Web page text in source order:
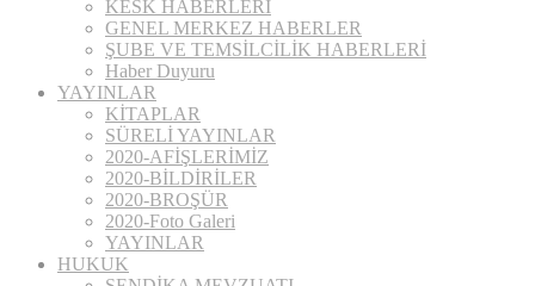
KESK HABERLERİ
GENEL MERKEZ HABERLER
ŞUBE VE TEMSİLCİLİK HABERLERİ
Haber Duyuru
YAYINLAR
KİTAPLAR
SÜRELİ YAYINLAR
2020-AFİŞLERİMİZ
2020-BİLDİRİLER
2020-BROŞÜR
2020-Foto Galeri
YAYINLAR
HUKUK